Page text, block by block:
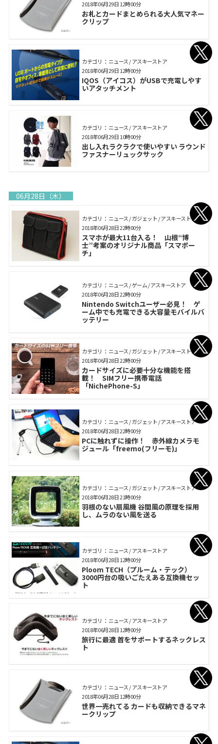
お札とカードまとめられる大人気マネー
クリップ
2018年06月29日 12時00分
カテゴリ： ニュース / アスキーストア
IQOS（アイコス）がUSBで充電しやす
いアタッチメント
2018年06月29日 12時00分
カテゴリ： ニュース / アスキーストア
出し入れラクラクで使いやすい ラウンド
ファスナーリュックサック
2018年06月29日 10時00分
06月28日（木）
カテゴリ： ニュース / ガジェット / アスキーストア
スマホが最大11台入る！ 山根“博
士”考案のオリジナル商品「スマポー
チ」
2018年06月28日 22時00分
カテゴリ： ニュース / ゲーム / アスキーストア
Nintendo Switchユーザー必見！ ゲ
ーム中でも充電できる大容量モバイルバ
ッテリー
2018年06月28日 22時00分
カテゴリ： ニュース / ガジェット / アスキーストア
カードサイズに必要十分な機能を搭
載！ SIMフリー携帯電話
「NichePhone-S」
2018年06月28日 22時00分
カテゴリ： ニュース / ガジェット / アスキーストア
PCに触れずに操作！ 赤外線カメラモ
ジュール「freemo(フリーモ)」
2018年06月28日 22時00分
カテゴリ： ニュース / ガジェット / アスキーストア
羽根のない扇風機 谷間風の原理を採用
し、ムラのない風を送る
2018年06月28日 21時00分
カテゴリ： ニュース / アスキーストア
Ploom TECH（プルーム・テック）
3000円台の吸いごたえある互換機セッ
ト
2018年06月28日 12時00分
カテゴリ： ニュース / アスキーストア
旅行に最適 首をサポートするネックレス
ト
2018年06月28日 12時00分
カテゴリ： ニュース / アスキーストア
世界一売れてる カードも収納できるマネ
ークリップ
2018年06月28日 12時00分